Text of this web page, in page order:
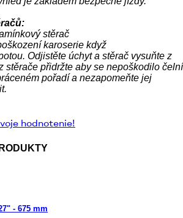
stěrač
karoserie když
Odjistěte úchyt a stěrač vysuňte z
stěrače přidržte abyse nepoškodilo čelní
pořadí a nezapomeňte jej
hodnotenie!
- 675 mm